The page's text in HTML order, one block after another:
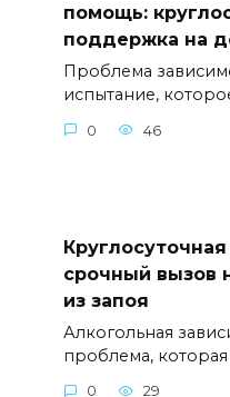
помощь:
поддержка на
Проблема
испытание,
0 46
срочный вызов
из запоя
Алкогольная
проблема, которая
0 29